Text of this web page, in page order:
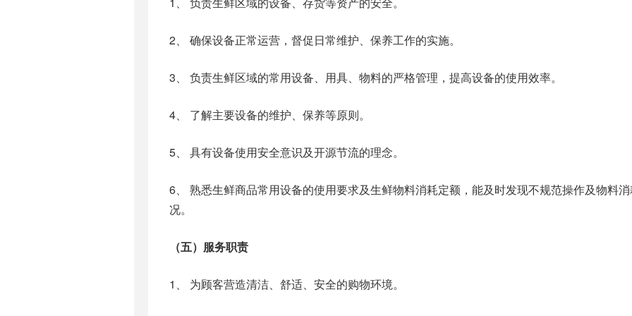
2、 确保设备正常运营，督促日常维护、保养工作的实施。
3、 负责生鲜区域的常用设备、用具、物料的严格管理，提高设备的使用效率。
4、 了解主要设备的维护、保养等原则。
5、 具有设备使用安全意识及开源节流的理念。
6、 熟悉生鲜商品常用设备的使用要求及生鲜物料消耗定额，能及时发现不规范操作及物料
况。
（五）服务职责
1、 为顾客营造清洁、舒适、安全的购物环境。